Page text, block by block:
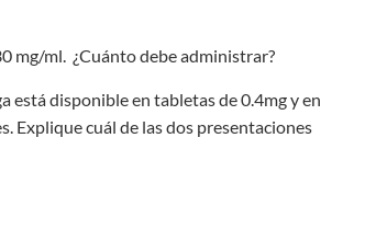
mg/ml. ¿Cuánto debe administrar?
está disponible en tabletas de 0.4mg y en
Explique cuál de las dos presentaciones